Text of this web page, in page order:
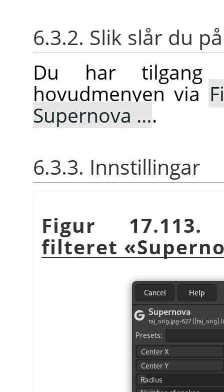
6.3.2. Slik slår du
Du har
hovudmenyen via
Supernova ….
6.3.3. Innstillingar
Figur
filteret